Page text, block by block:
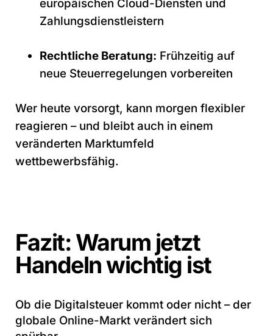
europäischen Cloud-Diensten und
Zahlungsdienstleistern
Rechtliche Beratung: Frühzeitig auf
neue Steuerregelungen vorbereiten
Wer heute vorsorgt, kann morgen flexibler
reagieren – und bleibt auch in einem
veränderten Marktumfeld
wettbewerbsfähig.
Fazit: Warum jetzt
Handeln wichtig ist
Ob die Digitalsteuer kommt oder nicht – der
globale Online-Markt verändert sich